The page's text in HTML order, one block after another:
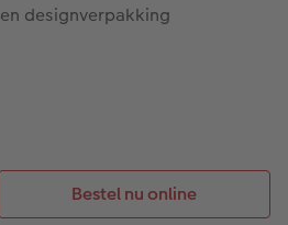
designverpakking